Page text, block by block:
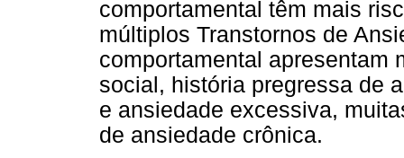
comportamental têm mais
múltiplos Transtornos de
comportamental apresentam
social, história pregressa de
e ansiedade excessiva,
de ansiedade crônica.